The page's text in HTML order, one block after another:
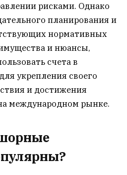
рисками. Однако
планирования и
нормативных
и нюансы,
счета в
укрепления своего
и достижения
международном рынке.